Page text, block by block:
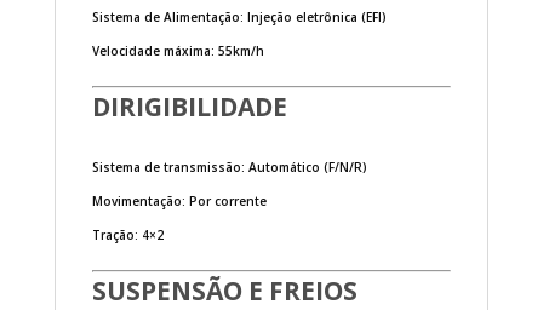
Sistema de Alimentação: Injeção eletrônica (EFI)
Velocidade máxima: 55km/h
DIRIGIBILIDADE
Sistema de transmissão: Automático (F/N/R)
Movimentação: Por corrente
Tração: 4×2
SUSPENSÃO E FREIOS